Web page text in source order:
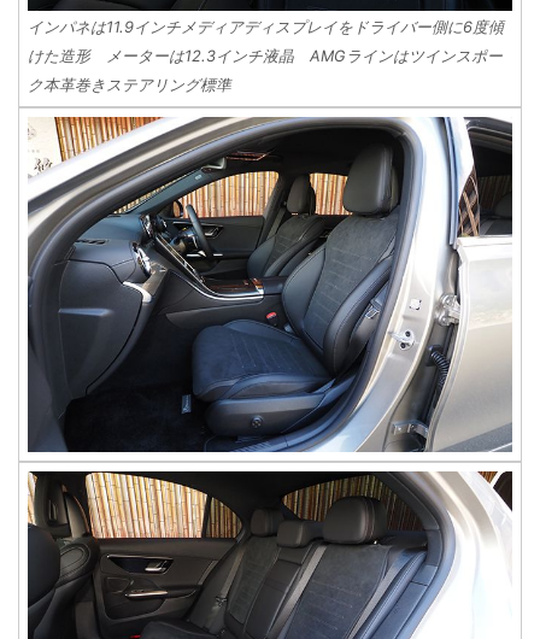
インパネは11.9インチメディアディスプレイをドライバー側に6度傾
けた造形 メーターは12.3インチ液晶 AMGラインはツインスポー
ク本革巻きステアリング標準